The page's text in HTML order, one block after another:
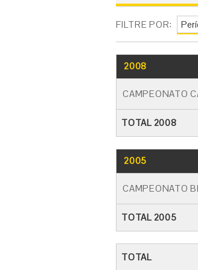
FILTRE POR:
2008
CAMPEONATO
TOTAL 2008
2005
CAMPEONATO
TOTAL 2005
TOTAL